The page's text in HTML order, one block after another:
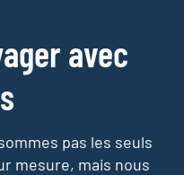
avec
pas les seuls
mesure, mais nous